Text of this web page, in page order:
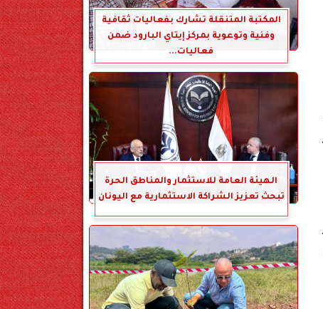
المكتبة المتنقلة تشارك بفعاليات ثقافية
وفنية وتوعوية بمركز إيتاي البارود ضمن
فعاليات...
الهيئة العامة للاستثمار والمناطق الحرة
تبحث تعزيز الشراكة الاستثمارية مع اليونان